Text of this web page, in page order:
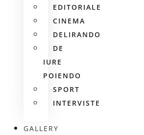
EDITORIALE
CINEMA
DELIRANDO
DE
IURE
POIENDO
SPORT
INTERVISTE
GALLERY